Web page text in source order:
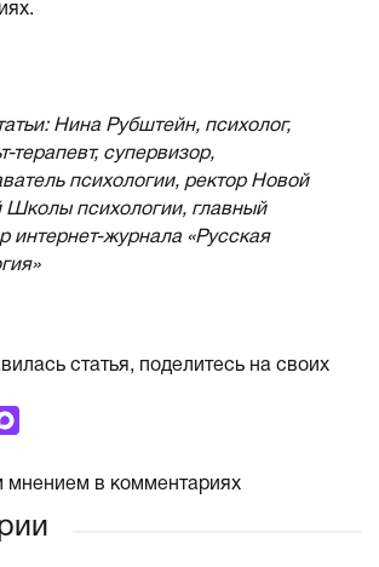
Нина Рубштейн, психолог,
терапевт, супервизор,
психологии, ректор Новой
Школы психологии, главный
интернет-журнала «Русская
статья, поделитесь на своих
мнением в комментариях